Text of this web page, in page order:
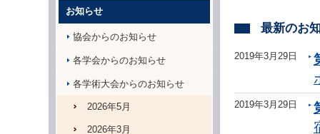
最新のお
2019年3月29日
2019年3月29日
お知らせ
協会からのお知らせ
各学会からのお知らせ
各学術大会からのお知らせ
2026年5月
2026年3月